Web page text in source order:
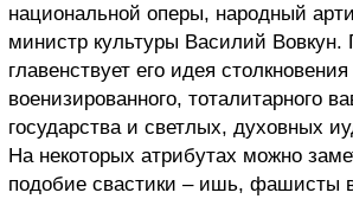
национальной оперы, народный
министр культуры Василий Вовкун.
главенствует его идея столкновения
военизированного, тоталитарного
государства и светлых, духовных
На некоторых атрибутах можно
подобие свастики – ишь, фашисты